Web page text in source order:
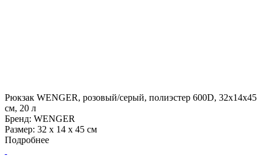
Рюкзак WENGER, розовый/серый, полиэстер 600D, 32х14х45
см, 20 л
Бренд: WENGER
Размер: 32 х 14 х 45 см
Подробнее